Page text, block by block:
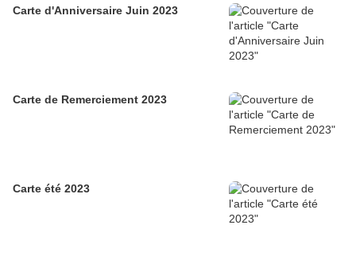
Carte d'Anniversaire Juin 2023
Carte de Remerciement 2023
Carte été 2023